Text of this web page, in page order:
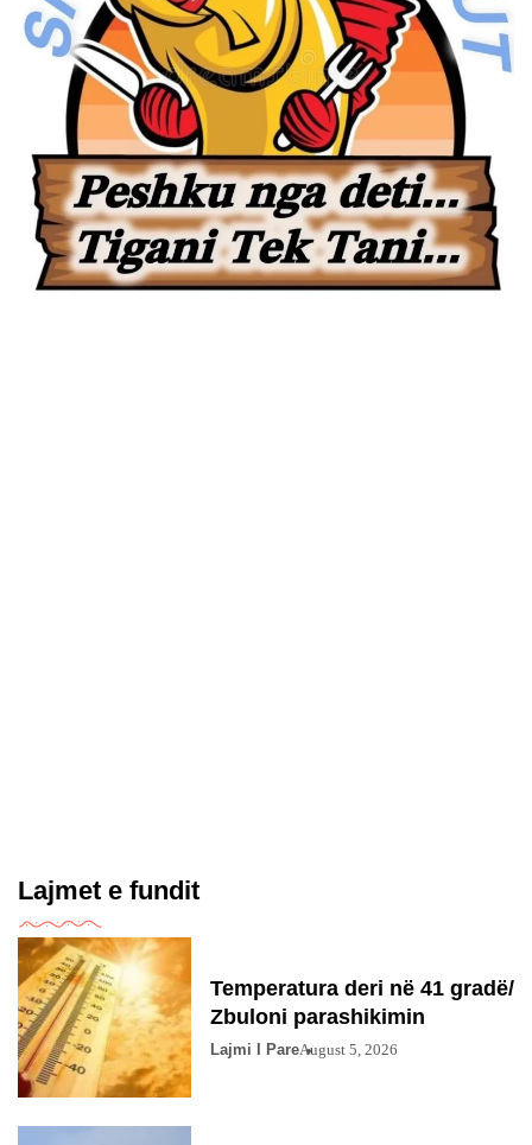
Lajmet e fundit
Temperatura deri në 41 gradë/
Zbuloni parashikimin
Lajmi I PareAugust 5, 2026